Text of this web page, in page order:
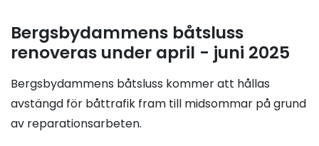
Bergsbydammens båtsluss
renoveras under april - juni 2025
Bergsbydammens båtsluss kommer att hållas
avstängd för båttrafik fram till midsommar på grund
av reparationsarbeten.